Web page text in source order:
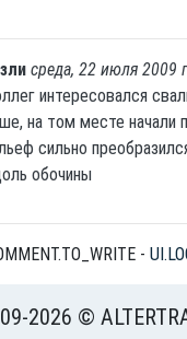
среда, 22 июля 2009
интересовался
на том месте начали
сильно
обочины
-
2026 ©